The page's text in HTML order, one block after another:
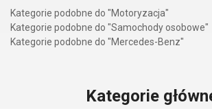
Kategorie podobne do "Motoryzacja"
Kategorie podobne do "Samochody osobowe"
Kategorie podobne do "Mercedes-Benz"
Kategorie